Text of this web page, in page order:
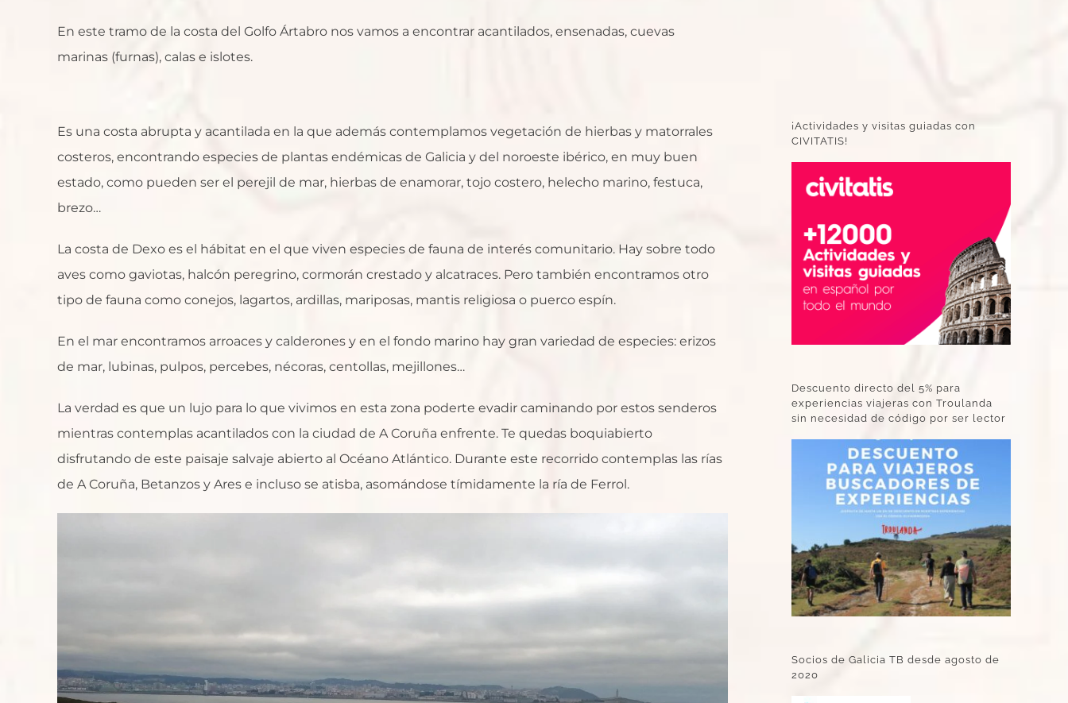
En este tramo de la costa del Golfo Ártabro nos vamos a encontrar acantilados, ensenadas, cuevas
marinas (furnas), calas e islotes.
Es una costa abrupta y acantilada en la que además contemplamos vegetación de hierbas y matorrales
costeros, encontrando especies de plantas endémicas de Galicia y del noroeste ibérico, en muy buen
estado, como pueden ser el perejil de mar, hierbas de enamorar, tojo costero, helecho marino, festuca,
brezo…
La costa de Dexo es el hábitat en el que viven especies de fauna de interés comunitario. Hay sobre todo
aves como gaviotas, halcón peregrino, cormorán crestado y alcatraces. Pero también encontramos otro
tipo de fauna como conejos, lagartos, ardillas, mariposas, mantis religiosa o puerco espín.
En el mar encontramos arroaces y calderones y en el fondo marino hay gran variedad de especies: erizos
de mar, lubinas, pulpos, percebes, nécoras, centollas, mejillones…
La verdad es que un lujo para lo que vivimos en esta zona poderte evadir caminando por estos senderos
mientras contemplas acantilados con la ciudad de A Coruña enfrente. Te quedas boquiabierto
disfrutando de este paisaje salvaje abierto al Océano Atlántico. Durante este recorrido contemplas las rías
de A Coruña, Betanzos y Ares e incluso se atisba, asomándose tímidamente la ría de Ferrol.
¡Actividades y visitas guiadas con
CIVITATIS!
Descuento directo del 5% para
experiencias viajeras con Troulanda
sin necesidad de código por ser lector
Socios de Galicia TB desde agosto de
2020